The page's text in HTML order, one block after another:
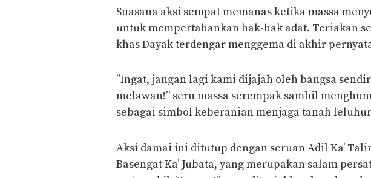
​Suasana aksi sempat memanas ketika massa
untuk mempertahankan hak-hak adat. Teriakan
khas Dayak terdengar menggema di akhir
​”Ingat, jangan lagi kami dijajah oleh bangsa
melawan!” seru massa serempak sambil
sebagai simbol keberanian menjaga tanah
​Aksi damai ini ditutup dengan seruan Adil Ka’
Basengat Ka’ Jubata, yang merupakan salam